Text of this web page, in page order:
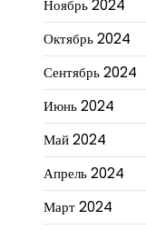
Ноябрь 2024
Октябрь 2024
Сентябрь 2024
Июнь 2024
Май 2024
Апрель 2024
Март 2024